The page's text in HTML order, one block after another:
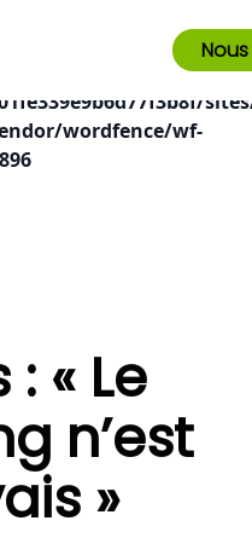
null to parameter #3
in
wordfence/wf-
« Le
n’est
»